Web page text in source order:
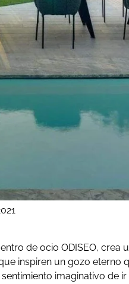
de ocio ODISEO,
inspiren un gozo eterno
imaginativo de ir